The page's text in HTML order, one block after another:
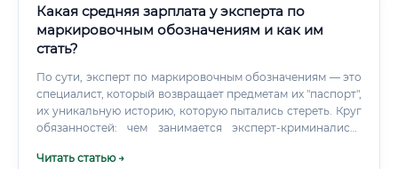
Какая средняя зарплата у эксперта по
маркировочным обозначениям и как им
стать?
По сути, эксперт по маркировочным обозначениям — это
специалист, который возвращает предметам их "паспорт",
их уникальную историю, которую пытались стереть. Круг
обязанностей: чем занимается эксперт-криминалист?
с микроскопом.
Читать статью →